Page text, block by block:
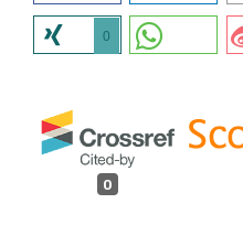
0
0